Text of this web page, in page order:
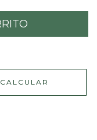
CALCULAR